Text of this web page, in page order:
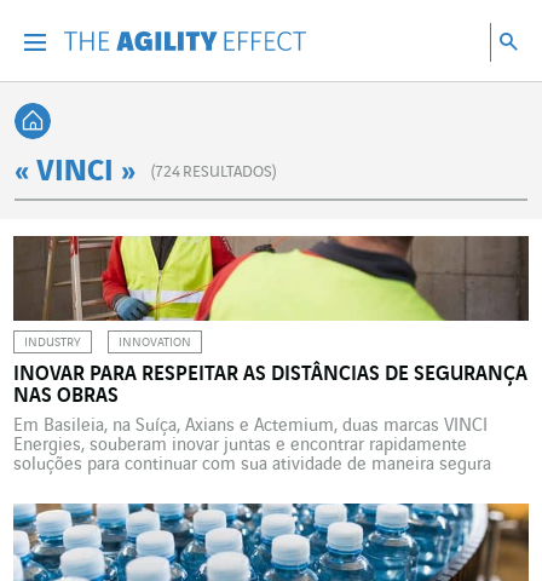
Voltar à página inicial
« VINCI » (724 RESULTADOS)
INDUSTRY INNOVATION
INOVAR PARA RESPEITAR AS DISTÂNCIAS DE SEGURANÇA
NAS OBRAS
Em Basileia, na Suíça, Axians e Actemium, duas marcas VINCI
Energies, souberam inovar juntas e encontrar rapidamente
soluções para continuar com sua atividade de maneira segura
Basileia, em uma área de cerca de 100.000 m2, uptownBasel é a
maior obra de construção no noroeste da Suíça. Uma […]